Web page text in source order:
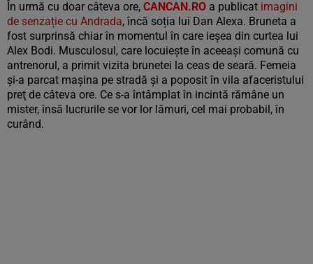
În urmă cu doar câteva ore, CANCAN.RO a publicat imagini
de senzație cu Andrada, încă soția lui Dan Alexa. Bruneta a
fost surprinsă chiar în momentul în care ieşea din curtea lui
Alex Bodi. Musculosul, care locuieşte în aceeaşi comună cu
antrenorul, a primit vizita brunetei la ceas de seară. Femeia
şi-a parcat maşina pe stradă şi a poposit în vila afaceristului
preţ de câteva ore. Ce s-a întâmplat în incintă rămâne un
mister, însă lucrurile se vor lor lămuri, cel mai probabil, în
curând.